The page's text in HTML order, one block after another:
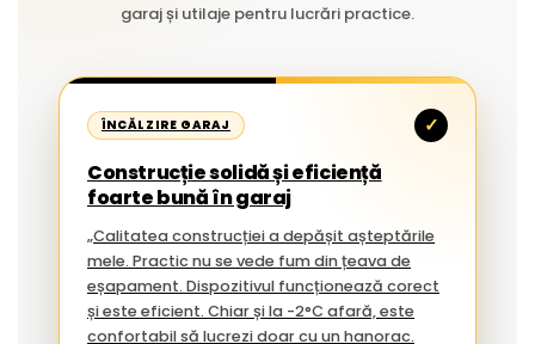
garaj și utilaje pentru lucrări practice.
ÎNCĂLZIRE GARAJ ✓
Construcție solidă și eficiență
foarte bună în garaj
„Calitatea construcției a depășit așteptările
mele. Practic nu se vede fum din țeava de
eșapament. Dispozitivul funcționează corect
și este eficient. Chiar și la -2°C afară, este
confortabil să lucrezi doar cu un hanorac.